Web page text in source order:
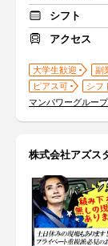
シフト
アクセス
大学生歓迎 副
ピアス可
シフ
マンパワーグルー
株式会社アズス